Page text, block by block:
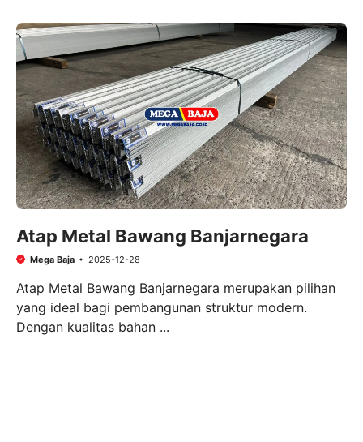
Atap Metal Bawang Banjarnegara
Mega Baja 2025-12-28
Atap Metal Bawang Banjarnegara merupakan pilihan
yang ideal bagi pembangunan struktur modern.
Dengan kualitas bahan ...